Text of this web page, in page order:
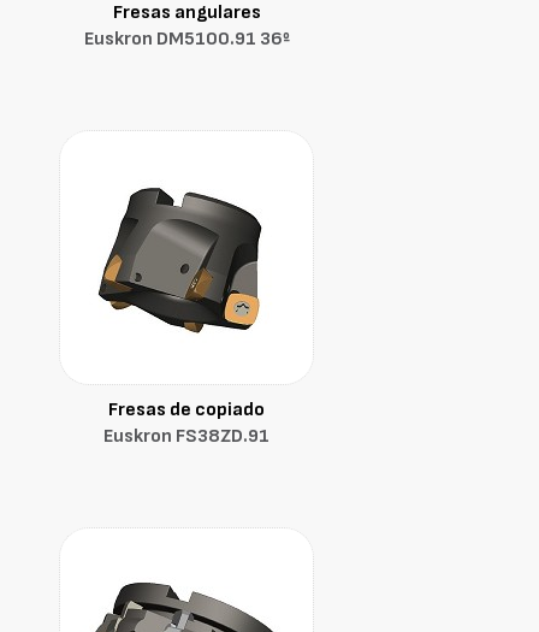
Fresas angulares
Euskron DM5100.91 36º
Fresas de copiado
Euskron FS38ZD.91